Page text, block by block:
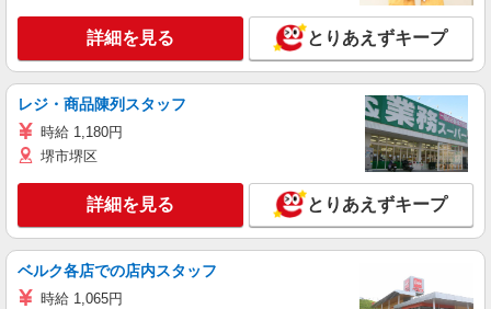
詳細を見る とりあえずキープ
レジ・商品陳列スタッフ
時給 1,180円
堺市堺区
詳細を見る とりあえずキープ
ベルク各店での店内スタッフ
時給 1,065円